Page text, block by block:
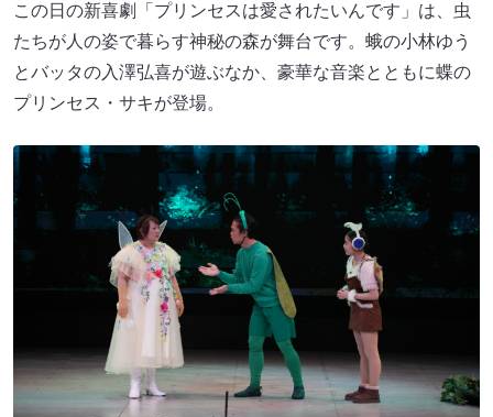
この日の新喜劇「プリンセスは愛されたいんです」は、虫
たちが人の姿で暮らす神秘の森が舞台です。蛾の小林ゆう
とバッタの入澤弘喜が遊ぶなか、豪華な音楽とともに蝶の
プリンセス・サキが登場。